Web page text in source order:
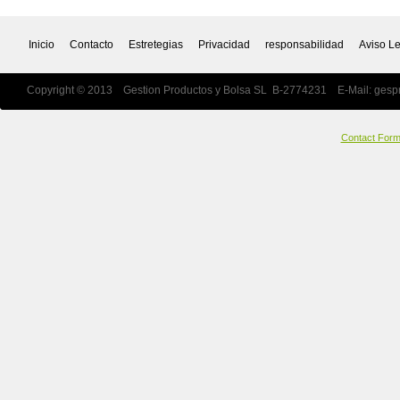
Inicio Contacto Estretegias Privacidad responsabilidad Aviso
Copyright © 2013 Gestion Productos y Bolsa SL B-2774231 E-Mail:
Contact Form